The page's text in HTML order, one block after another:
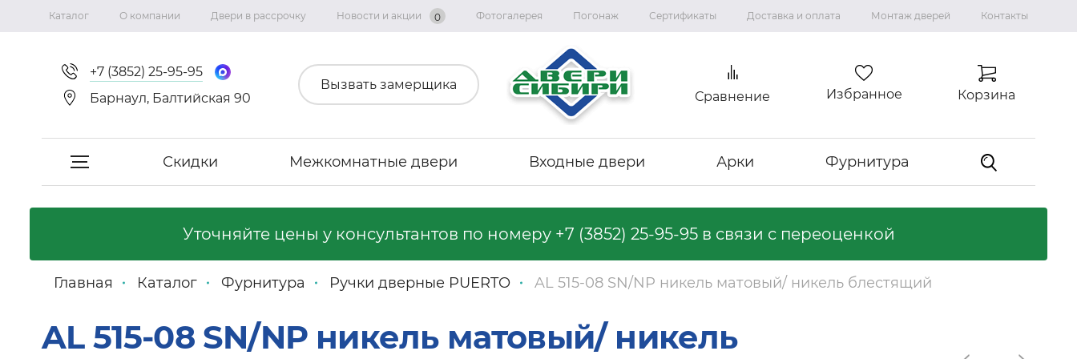
Каталог О компании Двери в рассрочку Новости и акции 0 Фотогалерея Погонаж Сертификаты Доставка и оплата Монтаж дверей Контакты
+7 (3852) 25-95-95
Барнаул, Балтийская 90
Вызвать замерщика
Сравнение Избранное Корзина
Скидки Межкомнатные двери Входные двери Арки Фурнитура
Межкомнатные двери
Фабрика «Двери Точка.ру»
Коллекция «Графика»
Коллекция «Империя»
Коллекция «Геометрия Эмаль»
Коллекция «Вест»
Коллекция "ВИЛЛА"
Ламинированные двери
Ликвидация коллекций
Входные двери с терморазрывом
Уточняйте цены у консультантов по номеру +7 (3852) 25-95-95в связи с переоценкой
Главная Каталог Фурнитура Ручки дверные PUERTO AL 515-08 SN/NP никель матовый/ никель блестящий
AL 515-08 SN/NP никель матовый/ никель